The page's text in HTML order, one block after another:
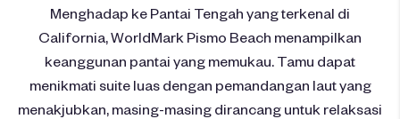
Menghadap ke Pantai Tengah yang terkenal di
California, WorldMark Pismo Beach menampilkan
keanggunan pantai yang memukau. Tamu dapat
menikmati suite luas dengan pemandangan laut yang
menakjubkan, masing-masing dirancang untuk relaksasi